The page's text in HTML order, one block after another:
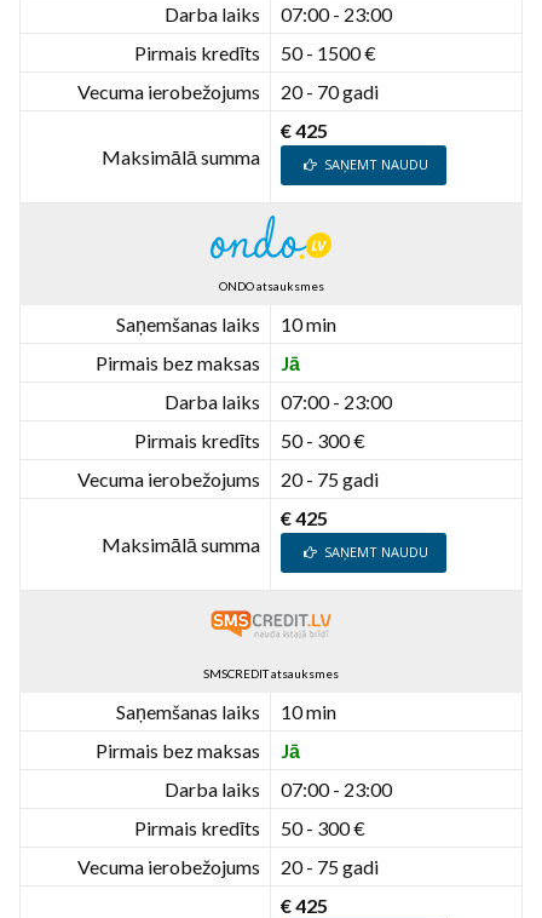
Darba laiks
07:00 - 23:00
Pirmais kredīts
50 - 1500 €
Vecuma ierobežojums
20 - 70 gadi
Maksimālā summa
€ 425
SAŅEMT NAUDU
ONDO atsauksmes
Saņemšanas laiks
10 min
Pirmais bez maksas
Jā
Darba laiks
07:00 - 23:00
Pirmais kredīts
50 - 300 €
Vecuma ierobežojums
20 - 75 gadi
Maksimālā summa
€ 425
SAŅEMT NAUDU
SMSCREDIT atsauksmes
Saņemšanas laiks
10 min
Pirmais bez maksas
Jā
Darba laiks
07:00 - 23:00
Pirmais kredīts
50 - 300 €
Vecuma ierobežojums
20 - 75 gadi
€ 425